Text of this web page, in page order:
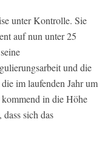
unter Kontrolle. Sie
auf nun unter 25
und die
im laufenden Jahr um
in die Höhe
sich das